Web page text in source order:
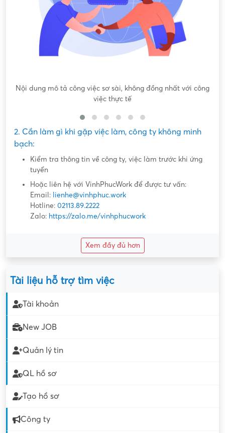
Nội dung mô tả công việc sơ sài, không đồng nhất với công
việc thực tế
2. Cần làm gì khi gặp việc làm, công ty không minh
bạch:
Kiểm tra thông tin về công ty, việc làm trước khi ứng
tuyển
Hoặc liên hệ với VinhPhucWork để được tư vấn:
Email: lienhe@vinhphuc.work
Hotline: 02113.89.2222
Zalo: https://zalo.me/vinhphucwork
Xem đầy đủ hơn
Tài liệu hỗ trợ tìm việc
Tài khoản
New JOB
Quản lý tin
QL hồ sơ
Tạo hồ sơ
Công ty